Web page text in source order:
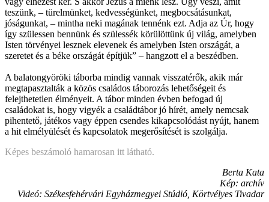
teszünk, – türelmünket, kedvességünket, megbocsátásunkat,
jóságunkat, – mintha neki magának tennénk ezt. Adja az Úr, hogy
így szülessen bennünk és szülessék körülöttünk új világ, amelyben
Isten törvényei lesznek elevenek és amelyben Isten országát, a
szeretet és a béke országát építjük” – hangzott el a beszédben.
A balatongyöröki táborba mindig vannak visszatérők, akik már
megtapasztalták a közös családos táborozás lehetőségeit és
felejthetetlen élményeit. A tábor minden évben befogad új
családokat is, hogy vigyék a családtábor jó hírét, amely nemcsak
pihentető, játékos vagy éppen csendes kikapcsolódást nyújt, hanem
a hit elmélyülését és kapcsolatok megerősítését is szolgálja.
Képes beszámoló hamarosan itt látható.
Berta Kata
Kép: archív
Videó: Székesfehérvári Egyházmegyei Stúdió, Körtvélyes Tivadar